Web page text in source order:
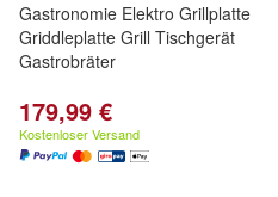
Gastronomie Elektro Grillplatte
Griddleplatte Grill Tischgerät
Gastrobräter
179,99 €
Kostenloser Versand